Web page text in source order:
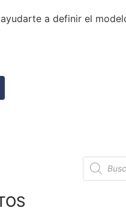
a definir el